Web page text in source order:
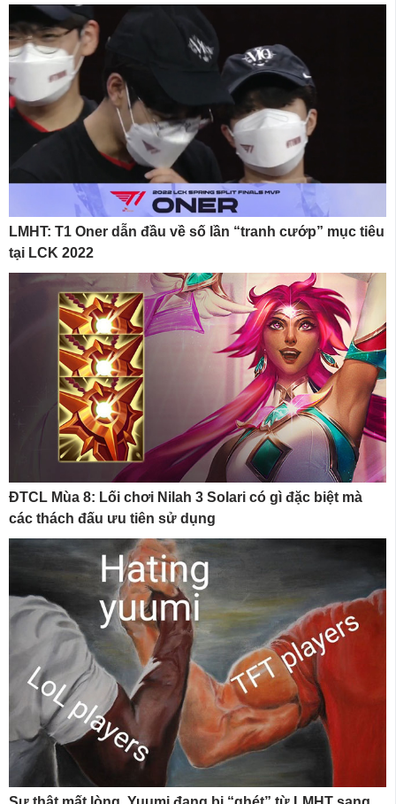
LMHT: T1 Oner dẫn đầu về số lần “tranh cướp” mục tiêu
tại LCK 2022
ĐTCL Mùa 8: Lối chơi Nilah 3 Solari có gì đặc biệt mà
các thách đấu ưu tiên sử dụng